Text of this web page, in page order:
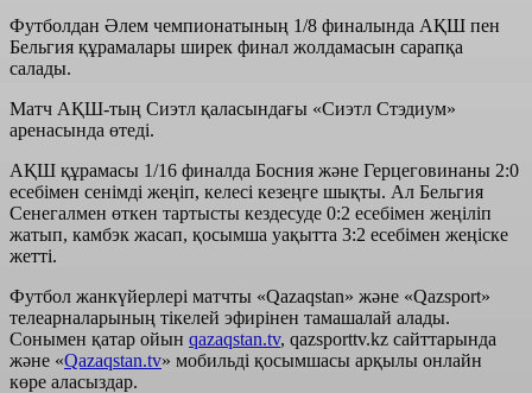
Футболдан Әлем чемпионатының 1/8 финалында АҚШ пен
Бельгия құрамалары ширек финал жолдамасын сарапқа
салады.
Матч АҚШ-тың Сиэтл қаласындағы «Сиэтл Стэдиум»
аренасында өтеді.
АҚШ құрамасы 1/16 финалда Босния және Герцеговинаны 2:0
есебімен сенімді жеңіп, келесі кезеңге шықты. Ал Бельгия
Сенегалмен өткен тартысты кездесуде 0:2 есебімен жеңіліп
жатып, камбэк жасап, қосымша уақытта 3:2 есебімен жеңіске
жетті.
Футбол жанкүйерлері матчты «Qazaqstan» және «Qazsport»
телеарналарының тікелей эфирінен тамашалай алады.
Сонымен қатар ойын qazaqstan.tv, qazsporttv.kz сайттарында
және «Qazaqstan.tv» мобильді қосымшасы арқылы онлайн
көре аласыздар.